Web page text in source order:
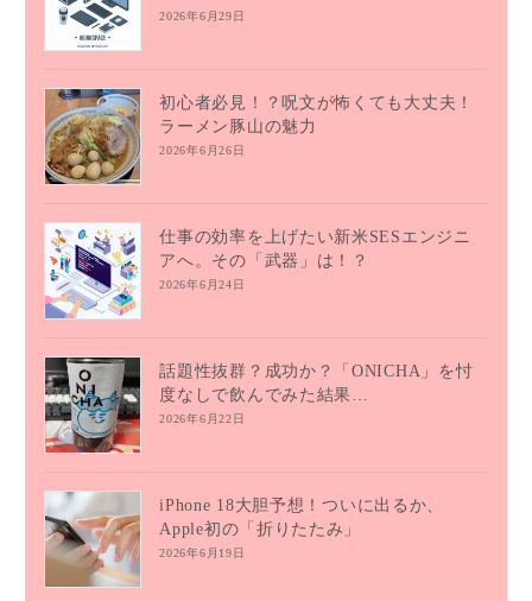
2026年6月29日
初心者必見！？呪文が怖くても大丈夫！
ラーメン豚山の魅力
2026年6月26日
仕事の効率を上げたい新米SESエンジニ
アへ。その「武器」は！？
2026年6月24日
話題性抜群？成功か？「ONICHA」を忖
度なしで飲んでみた結果…
2026年6月22日
iPhone 18大胆予想！ついに出るか、
Apple初の「折りたたみ」
2026年6月19日